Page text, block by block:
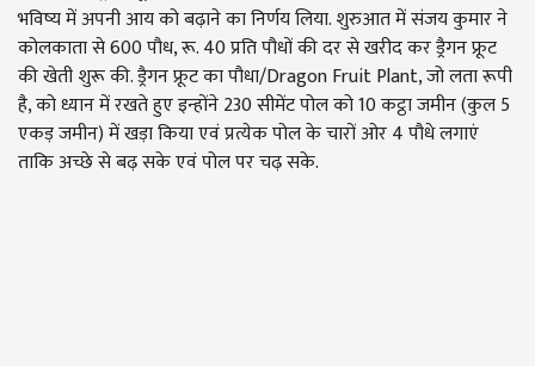
भविष्य में अपनी आय को बढ़ाने का निर्णय लिया. शुरुआत में संजय कुमार ने
कोलकाता से 600 पौध, रू. 40 प्रति पौधों की दर से खरीद कर ड्रैगन फ्रूट
की खेती शुरू की. ड्रैगन फ्रूट का पौधा/Dragon Fruit Plant, जो लता रूपी
है, को ध्यान में रखते हुए इन्होंने 230 सीमेंट पोल को 10 कट्ठा जमीन (कुल 5
एकड़ जमीन) में खड़ा किया एवं प्रत्येक पोल के चारों ओर 4 पौधे लगाएं
ताकि अच्छे से बढ़ सके एवं पोल पर चढ़ सके.